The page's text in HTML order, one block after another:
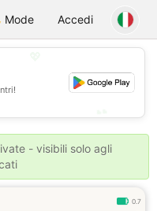
Mode Accedi
- visibili solo agli
0.7